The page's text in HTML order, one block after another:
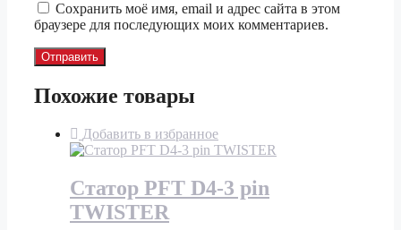
Сохранить моё имя, email и адрес сайта в этом
браузере для последующих моих комментариев.
Похожие товары
Добавить в избранное
Статор PFT D4-3 pin
TWISTER